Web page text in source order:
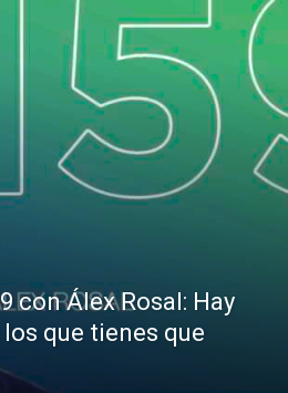
con Álex Rosal: Hay
que tienes que